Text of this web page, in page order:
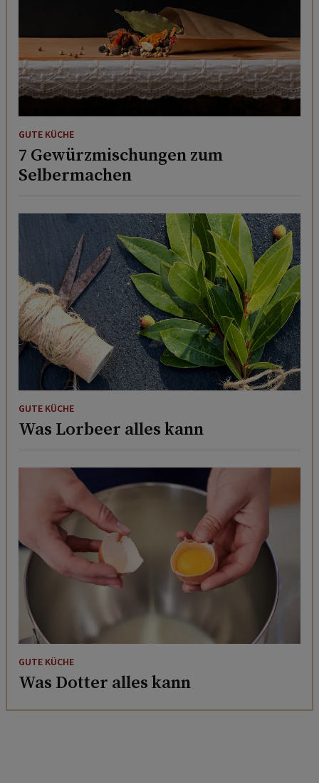
GUTE KÜCHE
7 Gewürzmischungen zum
Selbermachen
GUTE KÜCHE
Was Lorbeer alles kann
GUTE KÜCHE
Was Dotter alles kann